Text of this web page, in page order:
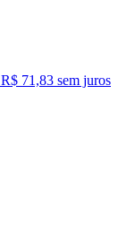
R$ 71,83 sem juros